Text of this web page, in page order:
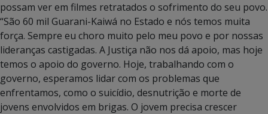
possam ver em filmes retratados o sofrimento do seu povo.
“São 60 mil Guarani-Kaiwá no Estado e nós temos muita
força. Sempre eu choro muito pelo meu povo e por nossas
lideranças castigadas. A Justiça não nos dá apoio, mas hoje
temos o apoio do governo. Hoje, trabalhando com o
governo, esperamos lidar com os problemas que
enfrentamos, como o suicídio, desnutrição e morte de
jovens envolvidos em brigas. O jovem precisa crescer